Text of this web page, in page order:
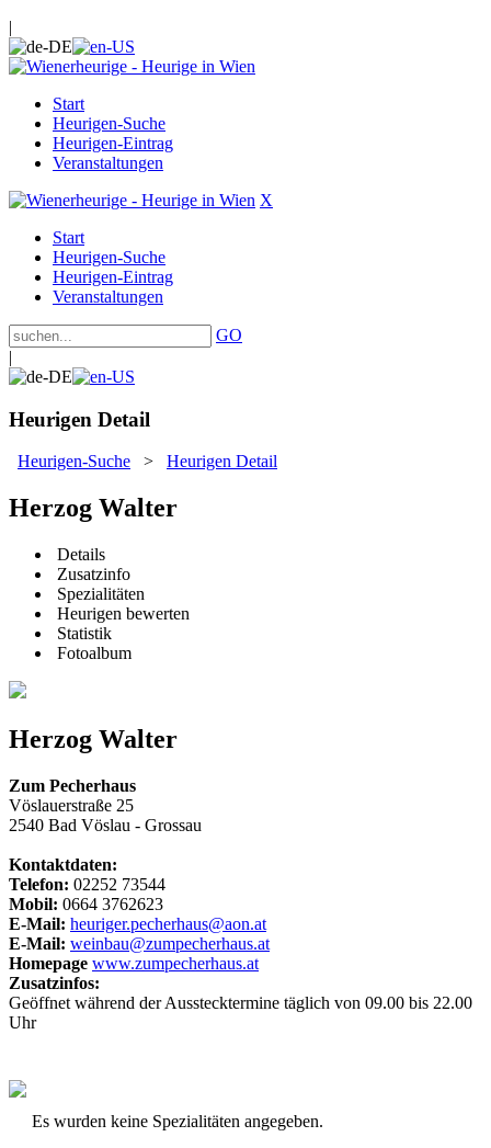
|
Start
Heurigen-Suche
Heurigen-Eintrag
Veranstaltungen
X
Start
Heurigen-Suche
Heurigen-Eintrag
Veranstaltungen
GO
|
Heurigen Detail
Heurigen-Suche > Heurigen Detail
Herzog Walter
Details
Zusatzinfo
Spezialitäten
Heurigen bewerten
Statistik
Fotoalbum
Herzog Walter
Zum Pecherhaus
Vöslauerstraße 25
2540 Bad Vöslau - Grossau
Kontaktdaten:
Telefon: 02252 73544
Mobil: 0664 3762623
E-Mail: heuriger.pecherhaus@aon.at
E-Mail: weinbau@zumpecherhaus.at
Homepage www.zumpecherhaus.at
Zusatzinfos:
Geöffnet während der Ausstecktermine täglich von 09.00 bis 22.00
Uhr
Es wurden keine Spezialitäten angegeben.